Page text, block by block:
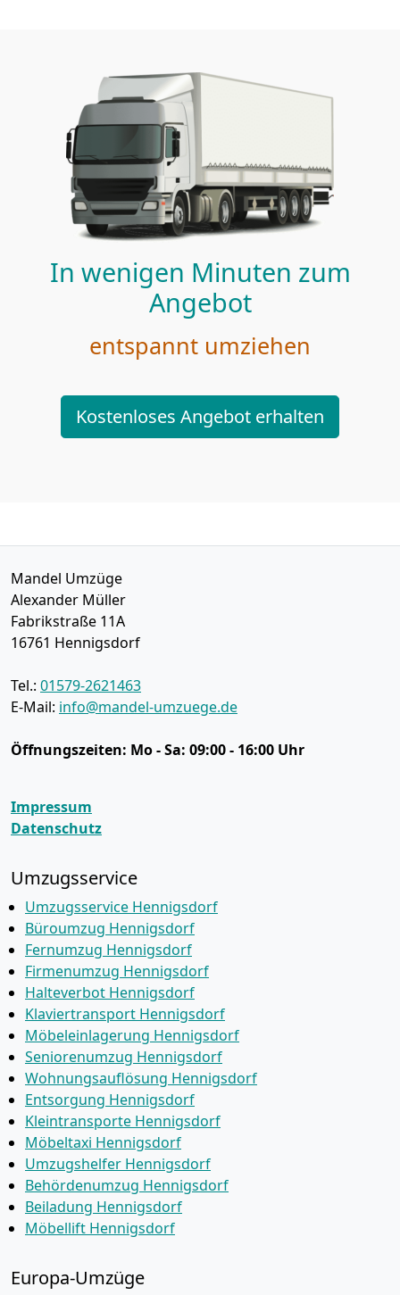
In wenigen Minuten zum
Angebot
entspannt umziehen
Kostenloses Angebot erhalten
Mandel Umzüge
Alexander Müller
Fabrikstraße 11A
16761 Hennigsdorf
Tel.: 01579-2621463
E-Mail: info@mandel-umzuege.de
Öffnungszeiten: Mo - Sa: 09:00 - 16:00 Uhr
Impressum
Datenschutz
Umzugsservice
Umzugsservice Hennigsdorf
Büroumzug Hennigsdorf
Fernumzug Hennigsdorf
Firmenumzug Hennigsdorf
Halteverbot Hennigsdorf
Klaviertransport Hennigsdorf
Möbeleinlagerung Hennigsdorf
Seniorenumzug Hennigsdorf
Wohnungsauflösung Hennigsdorf
Entsorgung Hennigsdorf
Kleintransporte Hennigsdorf
Möbeltaxi Hennigsdorf
Umzugshelfer Hennigsdorf
Behördenumzug Hennigsdorf
Beiladung Hennigsdorf
Möbellift Hennigsdorf
Europa-Umzüge